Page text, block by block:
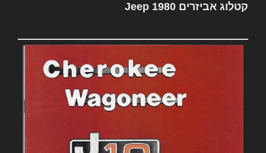
קטלוג אביזרים Jeep 1980